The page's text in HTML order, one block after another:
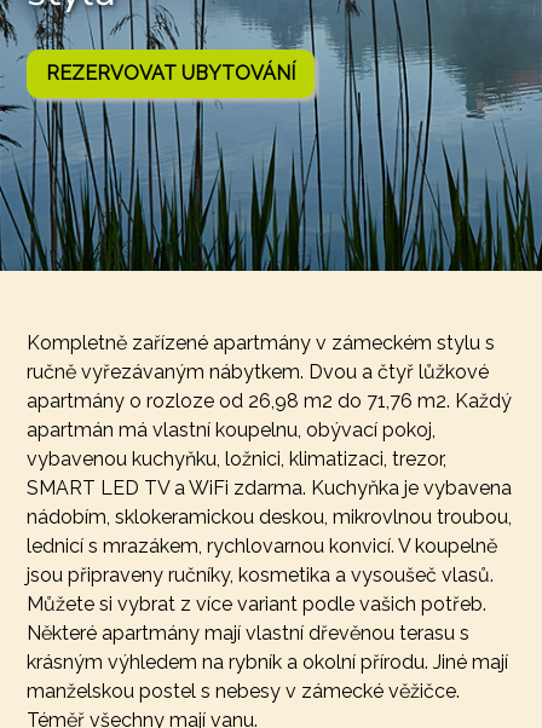
REZERVOVAT UBYTOVÁNÍ
Kompletně zařízené apartmány v zámeckém stylu s
ručně vyřezávaným nábytkem. Dvou a čtyř lůžkové
apartmány o rozloze od 26,98 m2 do 71,76 m2. Každý
apartmán má vlastní koupelnu, obývací pokoj,
vybavenou kuchyňku, ložnici, klimatizaci, trezor,
SMART LED TV a WiFi zdarma. Kuchyňka je vybavena
nádobím, sklokeramickou deskou, mikrovlnou troubou,
lednicí s mrazákem, rychlovarnou konvicí. V koupelně
jsou připraveny ručníky, kosmetika a vysoušeč vlasů.
Můžete si vybrat z více variant podle vašich potřeb.
Některé apartmány mají vlastní dřevěnou terasu s
krásným výhledem na rybník a okolní přírodu. Jiné mají
manželskou postel s nebesy v zámecké věžičce.
Téměř všechny mají vanu.